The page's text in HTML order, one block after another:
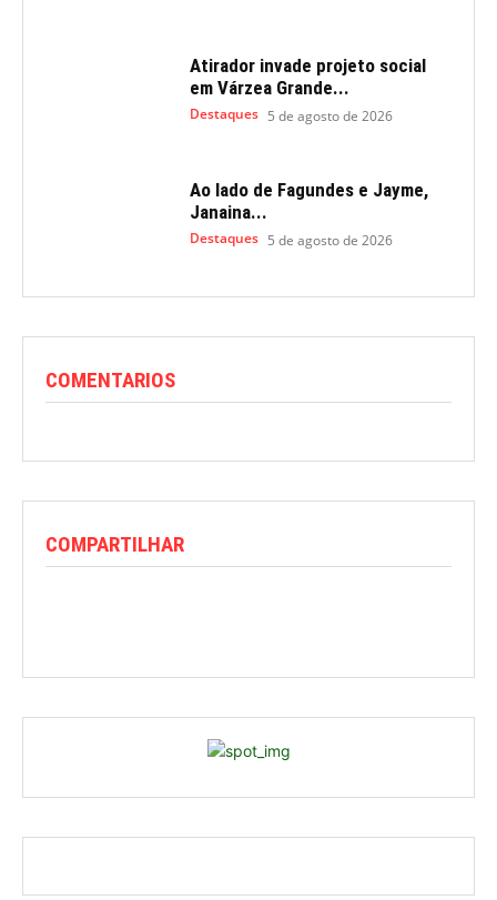
Atirador invade projeto social
em Várzea Grande...
Destaques 5 de agosto de 2026
Ao lado de Fagundes e Jayme,
Janaina...
Destaques 5 de agosto de 2026
COMENTARIOS
COMPARTILHAR